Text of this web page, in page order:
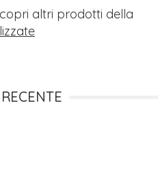
altri prodotti della